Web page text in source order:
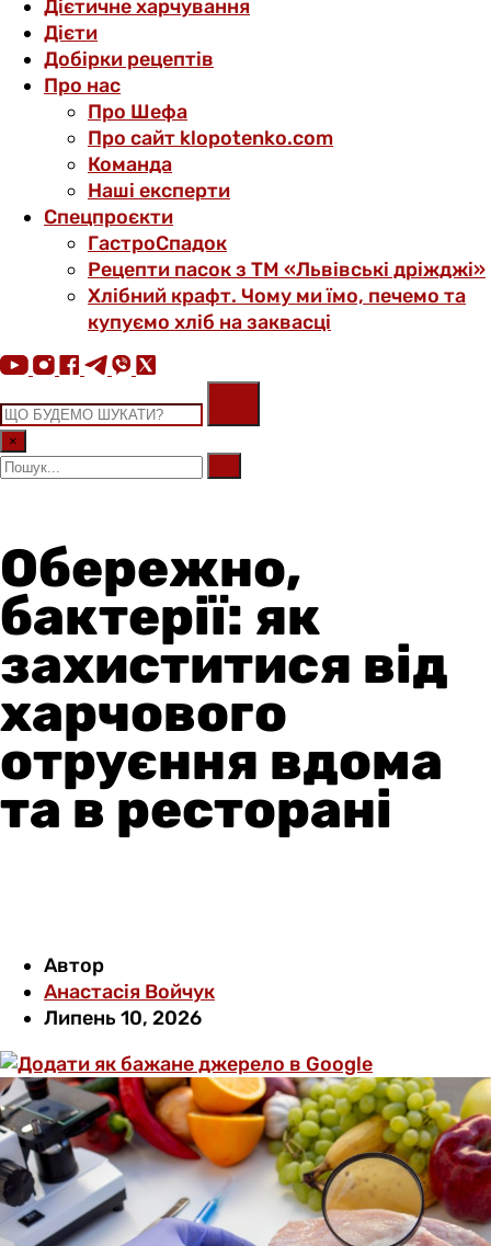
Дієтичне харчування
Дієти
Добірки рецептів
Про нас
Про Шефа
Про сайт klopotenko.com
Команда
Наші експерти
Спецпроєкти
ГастроСпадок
Рецепти пасок з ТМ «Львівські дріжджі»
Хлібний крафт. Чому ми їмо, печемо та
купуємо хліб на заквасці
×
Обережно,
бактерії: як
захиститися від
харчового
отруєння вдома
та в ресторані
Автор
Анастасія Войчук
Липень 10, 2026